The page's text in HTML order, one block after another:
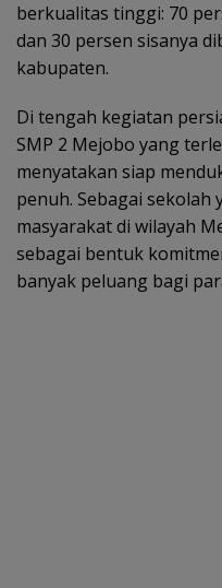
berkualitas tinggi: 70
dan 30 persen sisanya
kabupaten.
Di tengah kegiatan
SMP 2 Mejobo yang
menyatakan siap
penuh. Sebagai sekolah
masyarakat di wilayah
sebagai bentuk
banyak peluang bagi